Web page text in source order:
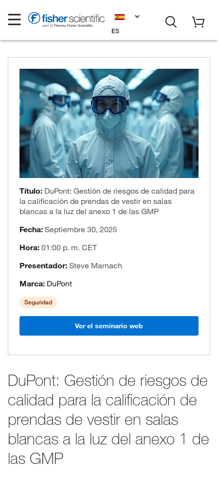
ES
Título: DuPont: Gestión de riesgos de calidad para
la calificación de prendas de vestir en salas
blancas a la luz del anexo 1 de las GMP
Fecha: Septiembre 30, 2025
Hora: 01:00 p. m. CET
Presentador: Steve Marnach
Marca: DuPont
Seguridad
Ver el seminario web
DuPont: Gestión de riesgos de
calidad para la calificación de
prendas de vestir en salas
blancas a la luz del anexo 1 de
las GMP